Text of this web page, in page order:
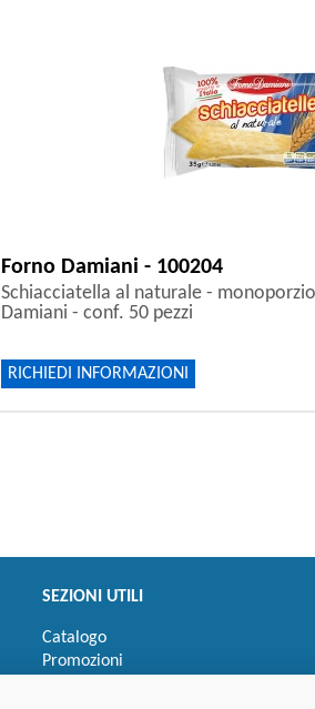
Forno Damiani - 100204
Schiacciatella al naturale -
Damiani - conf. 50 pezzi
RICHIEDI INFORMAZIONI
SEZIONI UTILI
Catalogo
Promozioni